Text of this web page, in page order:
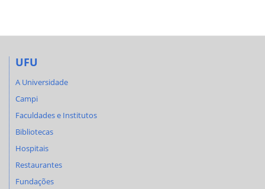
UFU
A Universidade
Campi
Faculdades e Institutos
Bibliotecas
Hospitais
Restaurantes
Fundações